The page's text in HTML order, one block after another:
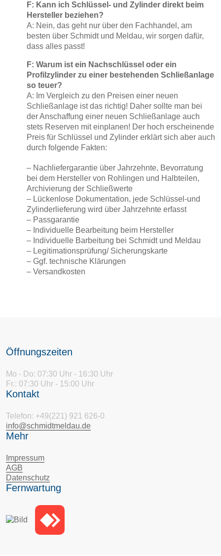
F: Kann ich Schlüssel- und Zylinder direkt beim
Hersteller beziehen?
A: Nein, das geht nur über den Fachhandel, am
besten über Schmidt und Meldau, wir sorgen dafür,
dass alles passt!
F: Warum ist ein Nachschlüssel oder ein
Profilzylinder zu einer bestehenden Schließanlage
so teuer?
A: Im Vergleich zu den Preisen einer neuen
Schließanlage ist das richtig! Daher sollte man bei
der Anschaffung einer neuen Schließanlage auch
stets Reserven mit einplanen! Der hoch erscheinende
Preis für Schlüssel und Zylinder erklärt sich aber auch
durch folgende Fakten:
– Nachliefergarantie über Jahrzehnte, Bevorratung
bei dem Hersteller von Rohlingen und Halbteilen,
Archivierung der Schließwerte
– Lückenlose Dokumentation, jede Schlüssel-und
Zylinderlieferung wird über Jahrzehnte erfasst
– Passgarantie
– Individuelle Bearbeitung beim Hersteller
– Individuelle Barbeitung bei Schmidt und Meldau
– Legitimationsprüfung/ Sicherungskarte
– Ggf. technische Klärungen
– Versandkosten
Öffnungszeiten
Mo - Do: 07:30 Uhr - 16:30 Uhr
Fr.: 07:30 Uhr - 15:00 Uhr
Kontakt
Telefon: +49(221) 921 626-0
info@schmidtmeldau.de
Mehr
Impressum
AGB
Datenschutz
Fernwartung